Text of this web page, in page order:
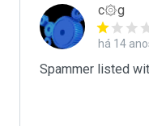
c۞g
há 14
Spammer listed